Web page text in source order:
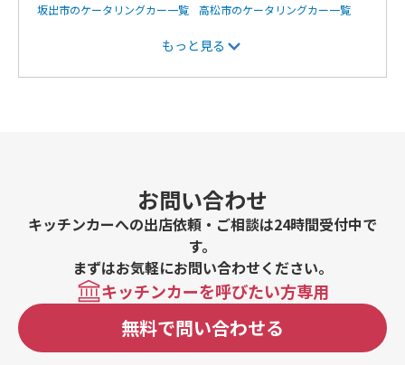
坂出市のケータリングカー一覧
高松市のケータリングカー一覧
小豆郡小豆島町のケータリングカー一覧
ケータリングカー一覧
観音寺市のケータリングカー一覧
さぬき
もっと見る
お問い合わせ
キッチンカーへの出店依頼・ご相談は24時間受付中で
す。
まずはお気軽にお問い合わせください。
キッチンカーを呼びたい方専用
無料で問い合わせる